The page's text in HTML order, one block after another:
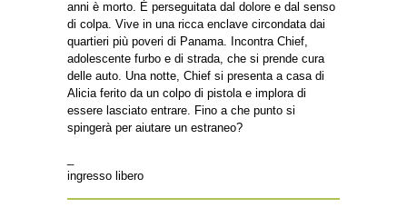
anni è morto. È perseguitata dal dolore e dal senso
di colpa. Vive in una ricca enclave circondata dai
quartieri più poveri di Panama. Incontra Chief,
adolescente furbo e di strada, che si prende cura
delle auto. Una notte, Chief si presenta a casa di
Alicia ferito da un colpo di pistola e implora di
essere lasciato entrare. Fino a che punto si
spingerà per aiutare un estraneo?
ingresso libero